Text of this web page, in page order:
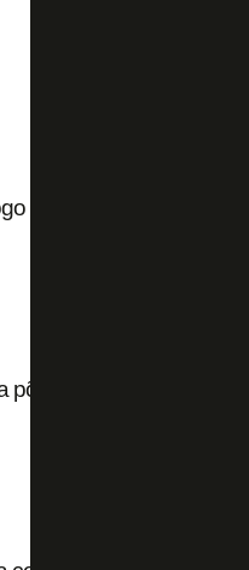
de qualidade vai
torcida do Botafogo